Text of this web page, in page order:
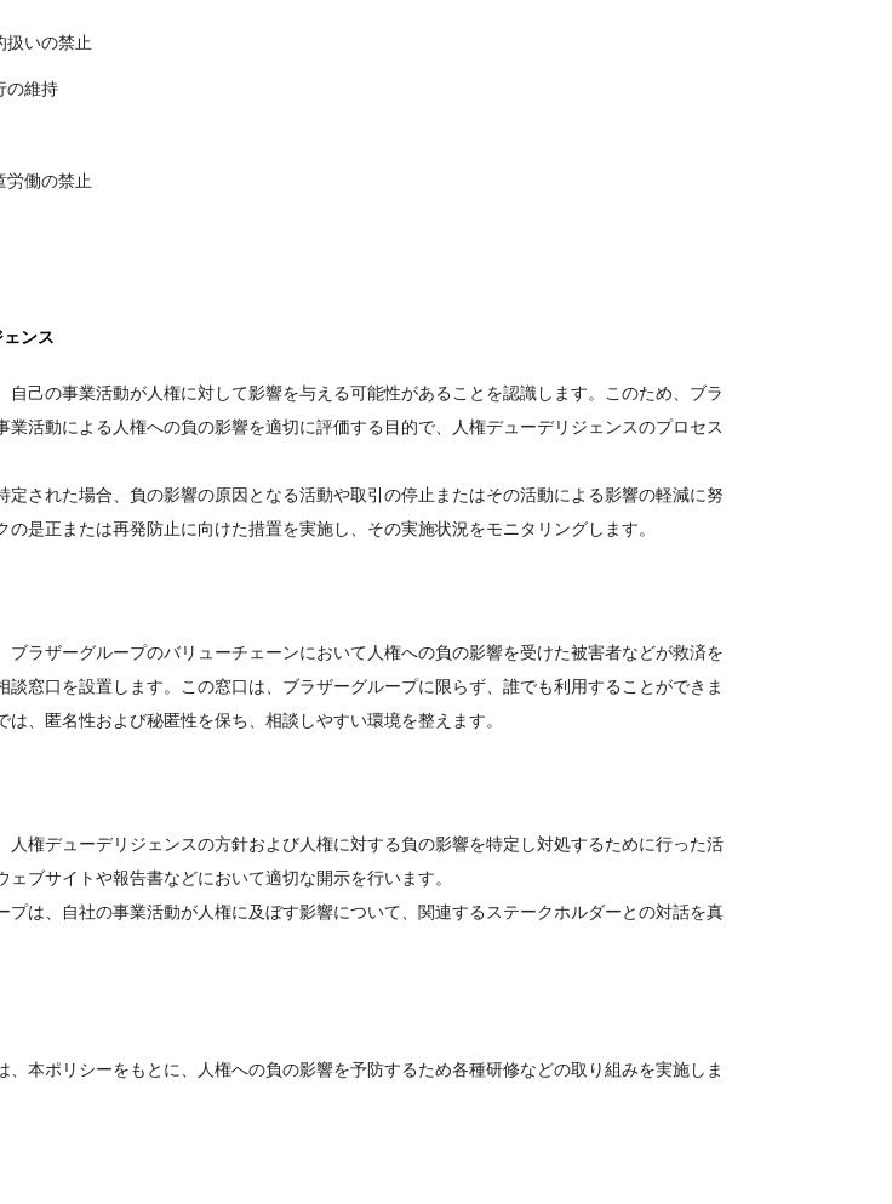
扱いの禁止
の維持
労働の禁止
ンス
自己の事業活動が人権に対して影響を与える可能性があることを認識します。このため、ブラ
業活動による人権への負の影響を適切に評価する目的で、人権デューデリジェンスのプロセス
定された場合、負の影響の原因となる活動や取引の停止またはその活動による影響の軽減に努
の是正または再発防止に向けた措置を実施し、その実施状況をモニタリングします。
ブラザーグループのバリューチェーンにおいて人権への負の影響を受けた被害者などが救済を
談窓口を設置します。この窓口は、ブラザーグループに限らず、誰でも利用することができま
は、匿名性および秘匿性を保ち、相談しやすい環境を整えます。
人権デューデリジェンスの方針および人権に対する負の影響を特定し対処するために行った活
ェブサイトや報告書などにおいて適切な開示を行います。
プは、自社の事業活動が人権に及ぼす影響について、関連するステークホルダーとの対話を真
、本ポリシーをもとに、人権への負の影響を予防するため各種研修などの取り組みを実施しま